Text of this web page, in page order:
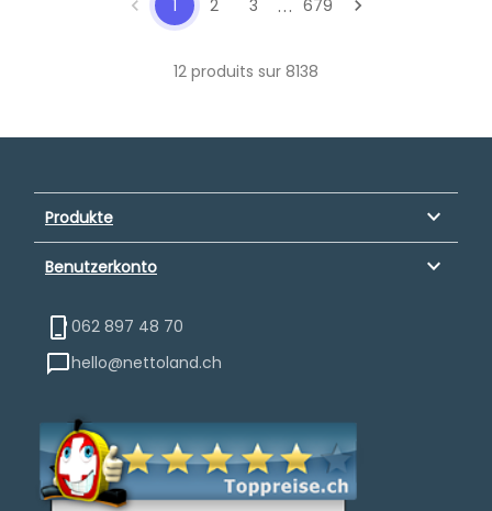
chevron_left 1 2 3 ... 679 chevron_right
12 produits sur 8138
Produkte keyboard_arrow_down
Benutzerkonto keyboard_arrow_down
062 897 48 70
hello@nettoland.ch